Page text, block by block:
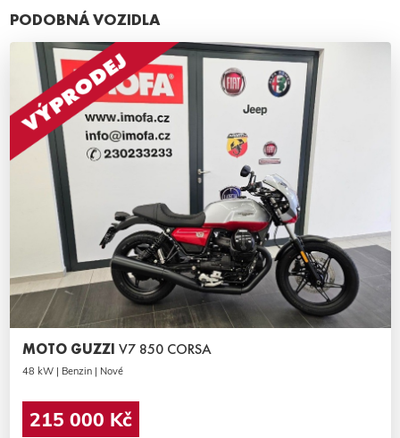
PODOBNÁ VOZIDLA
MOTO GUZZI V7 850 CORSA
48 kW | Benzin | Nové
215 000 Kč